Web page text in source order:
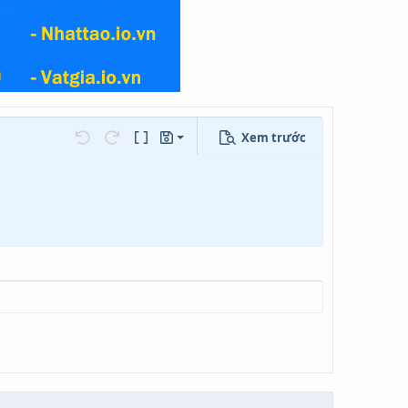
Undo Redo Toggle BB code
Bản thảo
Lưu nháp
Xem trước